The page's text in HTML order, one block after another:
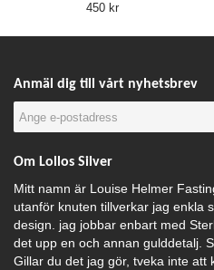
450 kr
Anmäl dig till vårt nyhetsbrev
Om Lollos Silver
Mitt namn är Louise Helmer
utanför knuten tillverkar jag enkla
design. jag jobbar enbart med
det upp en och annan gulddetalj.
Gillar du det jag gör, tveka inte att